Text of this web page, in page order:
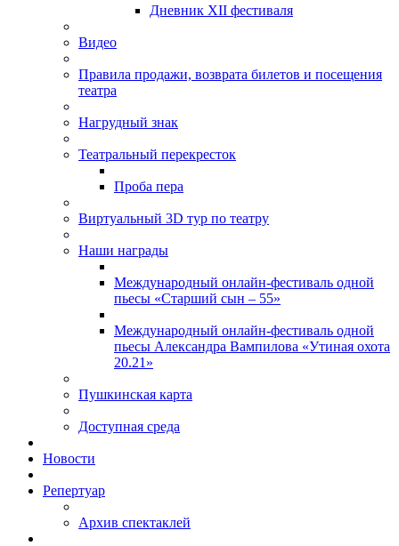
Дневник XII фестиваля
Видео
Правила продажи, возврата билетов и посещения
театра
Нагрудный знак
Театральный перекресток
Проба пера
Виртуальный 3D тур по театру
Наши награды
Международный онлайн-фестиваль одной
пьесы «Старший сын – 55»
Международный онлайн-фестиваль одной
пьесы Александра Вампилова «Утиная охота
20.21»
Пушкинская карта
Доступная среда
Новости
Репертуар
Архив спектаклей